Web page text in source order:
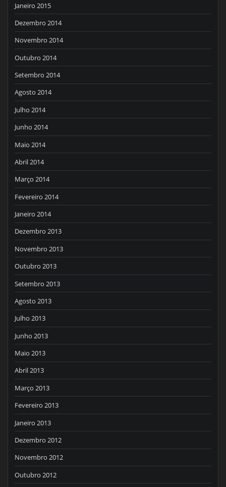
Janeiro 2015
Dezembro 2014
Novembro 2014
Outubro 2014
Setembro 2014
Agosto 2014
Julho 2014
Junho 2014
Maio 2014
Abril 2014
Março 2014
Fevereiro 2014
Janeiro 2014
Dezembro 2013
Novembro 2013
Outubro 2013
Setembro 2013
Agosto 2013
Julho 2013
Junho 2013
Maio 2013
Abril 2013
Março 2013
Fevereiro 2013
Janeiro 2013
Dezembro 2012
Novembro 2012
Outubro 2012